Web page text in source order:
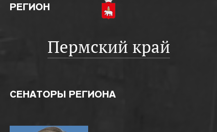
РЕГИОН
Пермский край
СЕНАТОРЫ РЕГИОНА